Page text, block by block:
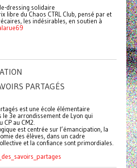
dressing solidaire
libre du Chaos CTRL Club, pensé par et
les indésirables, en soutien à
PARTAGÉS
est une école élémentaire
3e arrondissement de Lyon qui
CP au CM2.
est centrée sur l’émancipation, la
des élèves, dans un cadre
et la confiance sont primordiales.